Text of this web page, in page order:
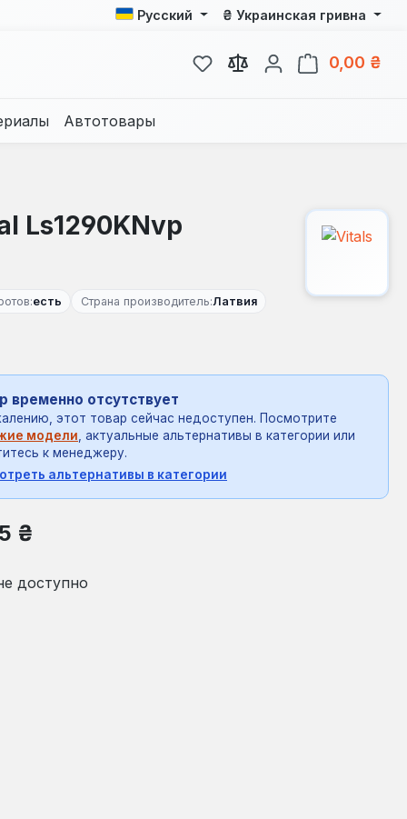
Русский ₴ Украинская гривна
У вас есть товары из
0,00 ₴
Автотовары
Ls1290KNvp
есть Страна производитель:Латвия
временно отсутствует
этот товар сейчас недоступен. Посмотрите
модели , актуальные альтернативы в категории или
к менеджеру.
альтернативы в категории
₴
доступно